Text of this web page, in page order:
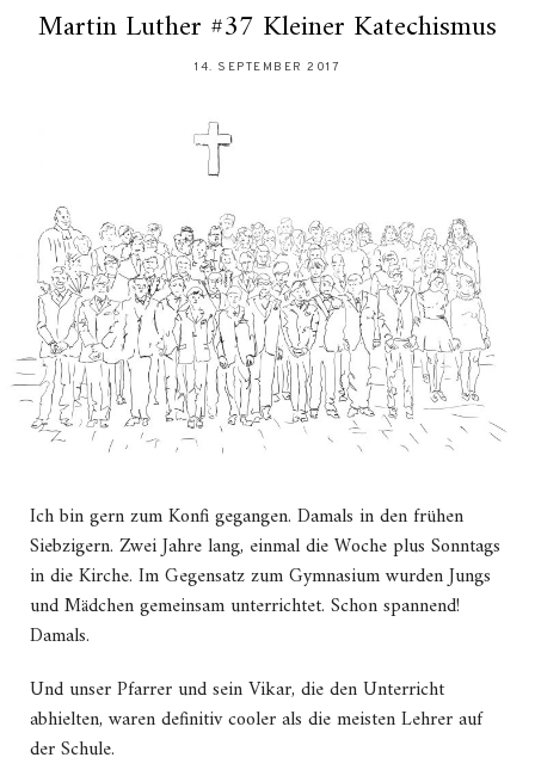
Martin Luther #37 Kleiner Katechismus
14. SEPTEMBER 2017
Ich bin gern zum Konfi gegangen. Damals in den frühen
Siebzigern. Zwei Jahre lang, einmal die Woche plus Sonntags
in die Kirche. Im Gegensatz zum Gymnasium wurden Jungs
und Mädchen gemeinsam unterrichtet. Schon spannend!
Damals.
Und unser Pfarrer und sein Vikar, die den Unterricht
abhielten, waren definitiv cooler als die meisten Lehrer auf
der Schule.